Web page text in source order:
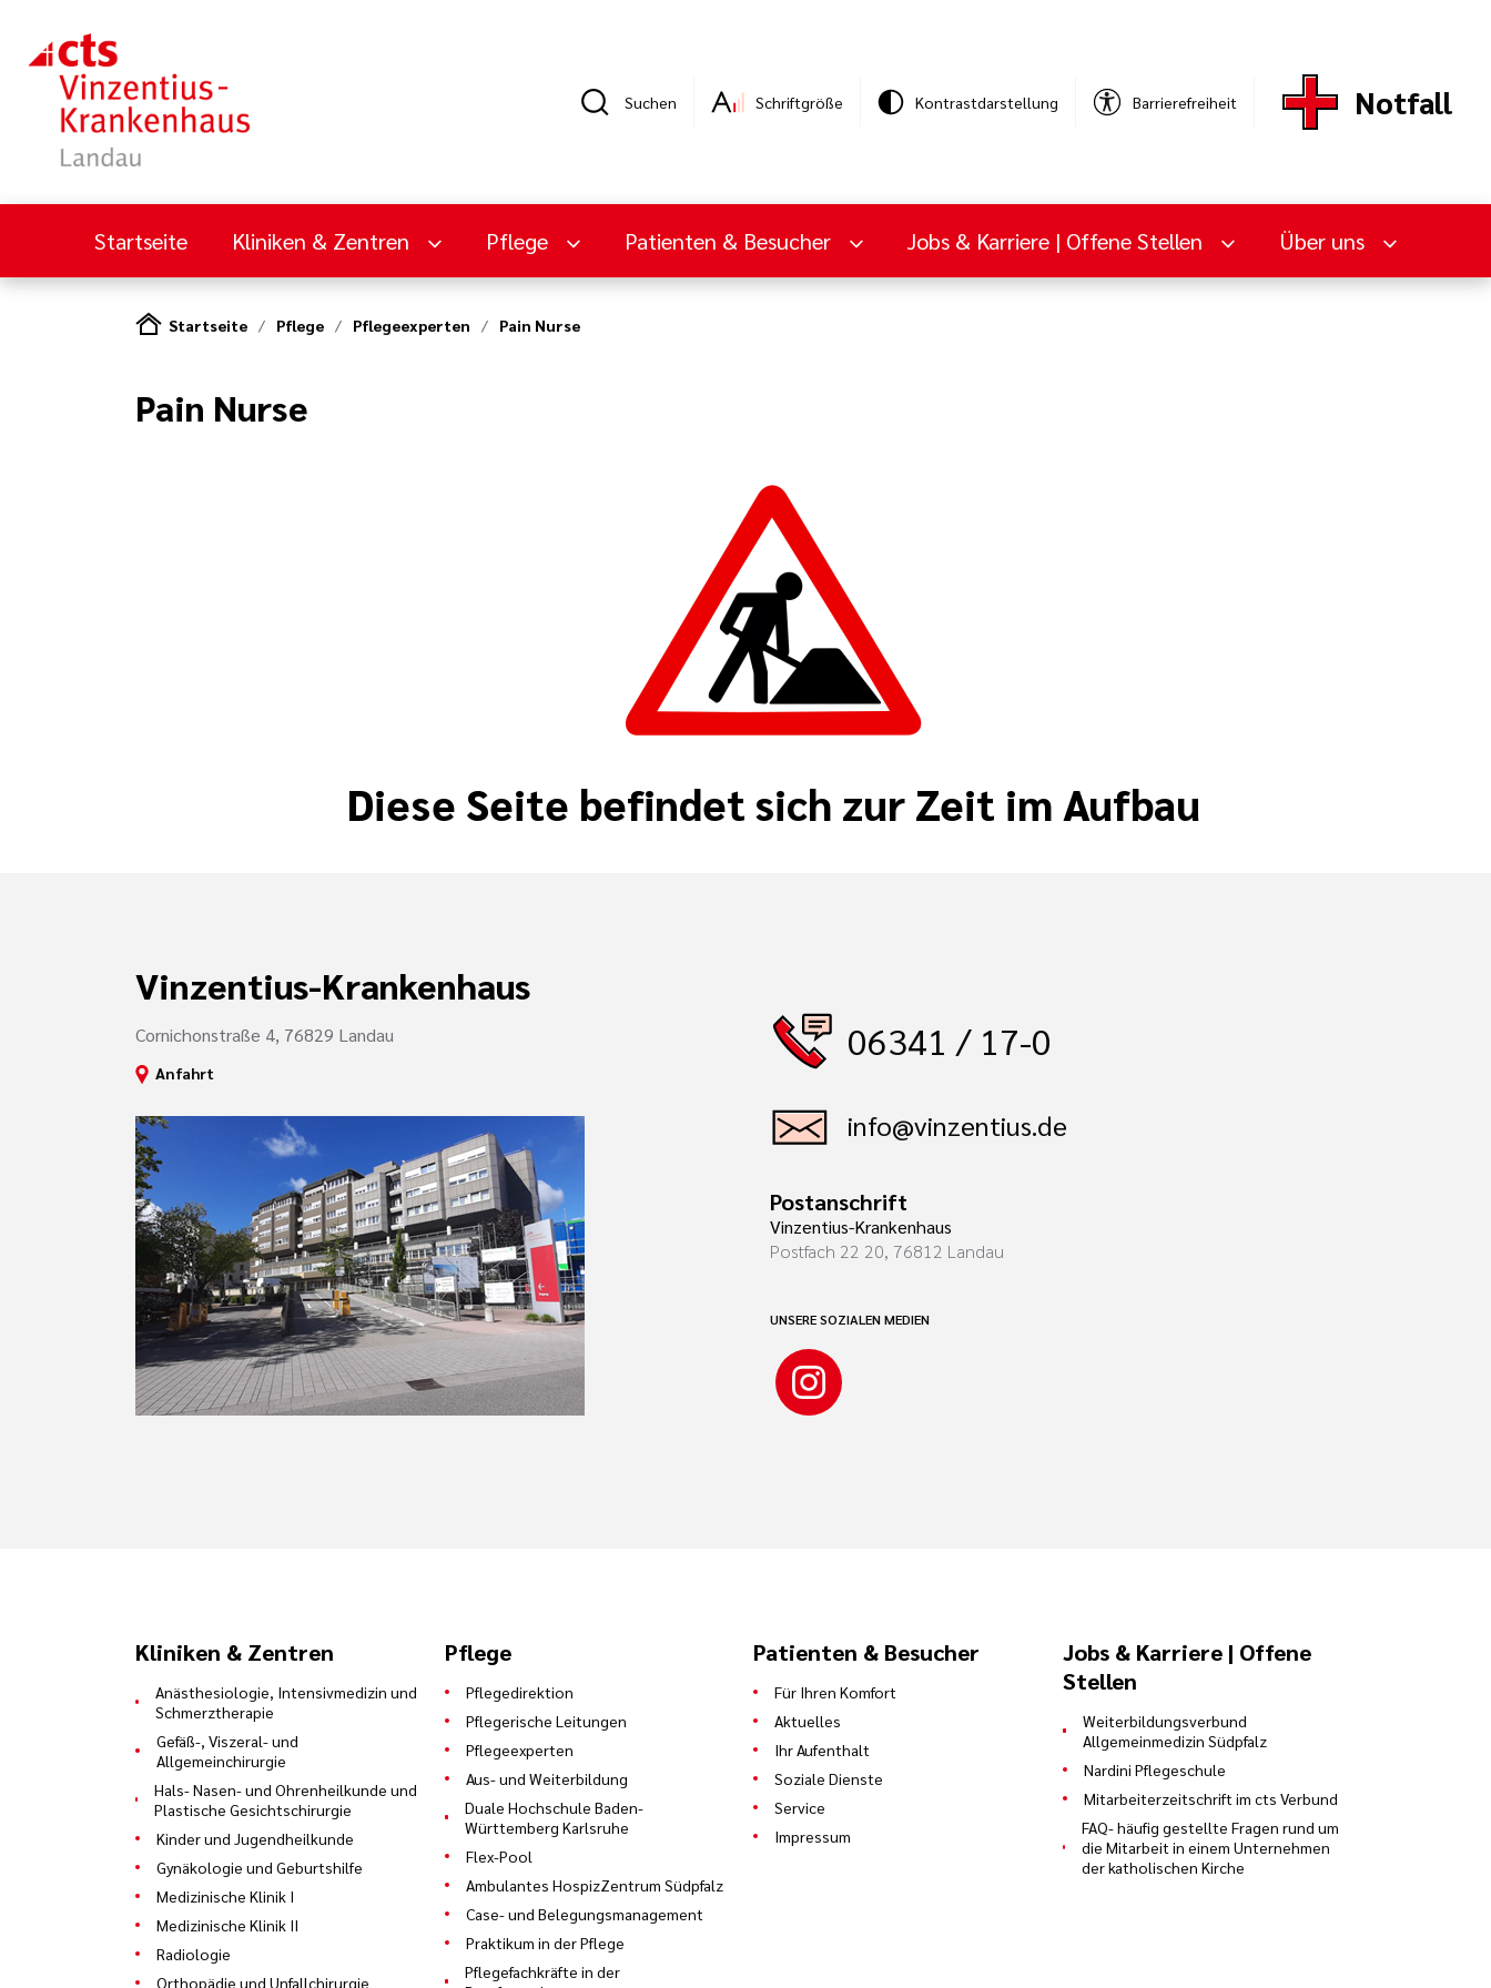
Suchen Schriftgröße Kontrastdarstellung Barrierefreiheit Notfall
Startseite Kliniken & Zentren Pflege Patienten & Besucher Jobs & Karriere | Offene Stellen Über uns
Startseite Pflege Pflegeexperten Pain Nurse
Pain Nurse
Diese Seite befindet sich zur Zeit im Aufbau
Vinzentius-Krankenhaus
Cornichonstraße 4, 76829 Landau
Anfahrt
06341 / 17-0
info@vinzentius.de
Postanschrift
Vinzentius-Krankenhaus
Postfach 22 20, 76812 Landau
UNSERE SOZIALEN MEDIEN
Kliniken & Zentren
Anästhesiologie, Intensivmedizin und
Schmerztherapie
Gefäß-, Viszeral- und
Allgemeinchirurgie
Hals- Nasen- und Ohrenheilkunde und
Plastische Gesichtschirurgie
Kinder und Jugendheilkunde
Gynäkologie und Geburtshilfe
Medizinische Klinik I
Medizinische Klinik II
Radiologie
Orthopädie und Unfallchirurgie
Pflege
Pflegedirektion
Pflegerische Leitungen
Pflegeexperten
Aus- und Weiterbildung
Duale Hochschule Baden-
Württemberg Karlsruhe
Flex-Pool
Ambulantes HospizZentrum Südpfalz
Case- und Belegungsmanagement
Praktikum in der Pflege
Pflegefachkräfte in der
Patienten & Besucher
Für Ihren Komfort
Aktuelles
Ihr Aufenthalt
Soziale Dienste
Service
Impressum
Jobs & Karriere | Offene
Stellen
Weiterbildungsverbund
Allgemeinmedizin Südpfalz
Nardini Pflegeschule
Mitarbeiterzeitschrift im cts Verbund
FAQ- häufig gestellte Fragen rund um
die Mitarbeit in einem Unternehmen
der katholischen Kirche